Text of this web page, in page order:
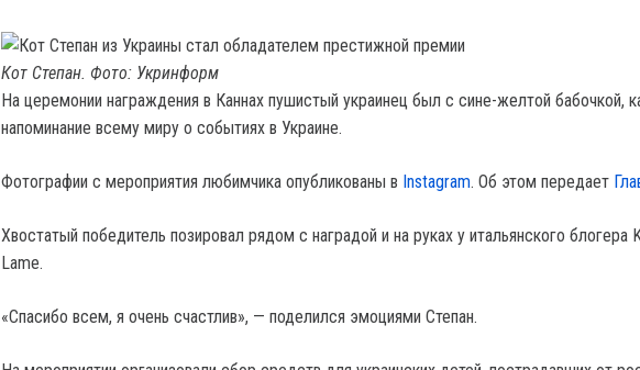
Кот Степан. Фото: Укринформ
На церемонии награждения в Каннах пушистый украинец был с сине-желтой бабочкой,
напоминание всему миру о событиях в Украине.
Фотографии с мероприятия любимчика опубликованы в Instagram. Об этом передает
Хвостатый победитель позировал рядом с наградой и на руках у итальянского блогера
Lame.
«Спасибо всем, я очень счастлив», — поделился эмоциями Степан.